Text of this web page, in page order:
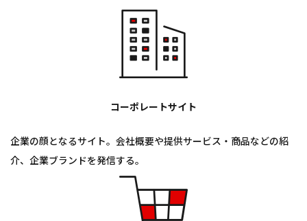
コーポレートサイト
企業の顔となるサイト。会社概要や提供サービス・商品などの紹
介、企業ブランドを発信する。